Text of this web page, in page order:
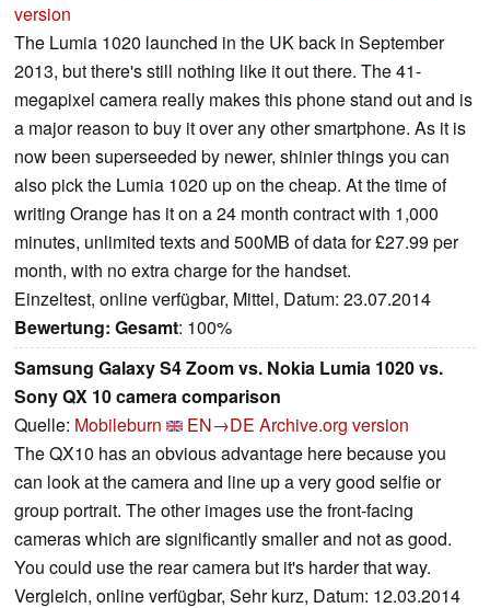
version
The Lumia 1020 launched in the UK back in September
2013, but there's still nothing like it out there. The 41-
megapixel camera really makes this phone stand out and is
a major reason to buy it over any other smartphone. As it is
now been superseeded by newer, shinier things you can
also pick the Lumia 1020 up on the cheap. At the time of
writing Orange has it on a 24 month contract with 1,000
minutes, unlimited texts and 500MB of data for £27.99 per
month, with no extra charge for the handset.
Einzeltest, online verfügbar, Mittel, Datum: 23.07.2014
Bewertung: Gesamt: 100%
Samsung Galaxy S4 Zoom vs. Nokia Lumia 1020 vs.
Sony QX 10 camera comparison
Quelle: Mobileburn EN→DE Archive.org version
The QX10 has an obvious advantage here because you
can look at the camera and line up a very good selfie or
group portrait. The other images use the front-facing
cameras which are significantly smaller and not as good.
You could use the rear camera but it's harder that way.
Vergleich, online verfügbar, Sehr kurz, Datum: 12.03.2014